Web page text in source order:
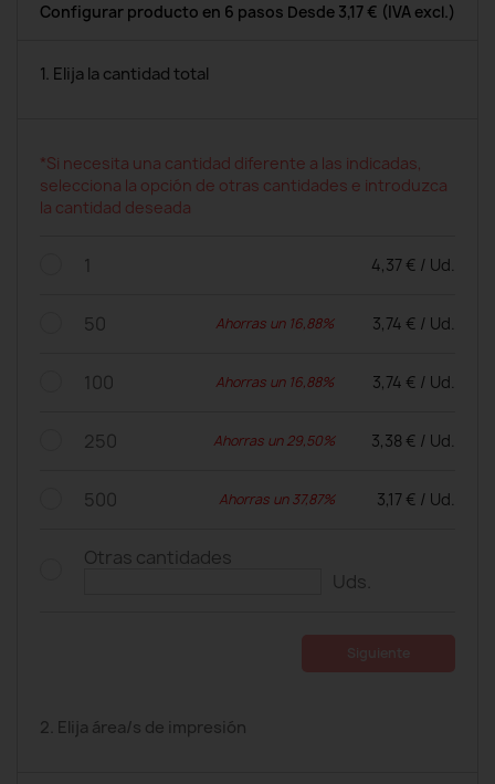
Configurar producto en 6 pasos Desde 3,17 € (IVA excl.)
1. Elija la cantidad total
*Si necesita una cantidad diferente a las indicadas,
selecciona la opción de otras cantidades e introduzca
la cantidad deseada
1 4,37 € / Ud.
50 Ahorras un 16,88% 3,74 € / Ud.
100 Ahorras un 16,88% 3,74 € / Ud.
250 Ahorras un 29,50% 3,38 € / Ud.
500 Ahorras un 37,87% 3,17 € / Ud.
Otras cantidades
Uds.
2. Elija área/s de impresión